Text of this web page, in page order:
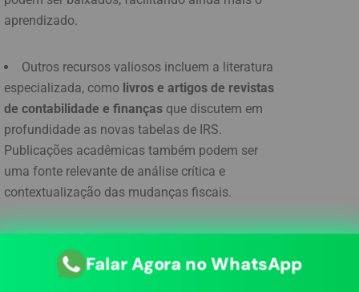
aprendizado.
Outros recursos valiosos incluem a literatura
especializada, como livros e artigos de revistas
de contabilidade e finanças que discutem em
profundidade as novas tabelas de IRS.
Publicações acadêmicas também podem ser
uma fonte relevante de análise crítica e
contextualização das mudanças fiscais.
Por fim, asredes sociais e fóruns
profissionaistêm se tornado plataformas úteis
para troca de conhecimento e experiências
Falar Agora no WhatsApp